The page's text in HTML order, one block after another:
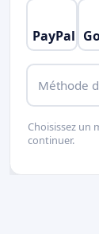
PayPal
Méthode
Choisissez un
continuer.